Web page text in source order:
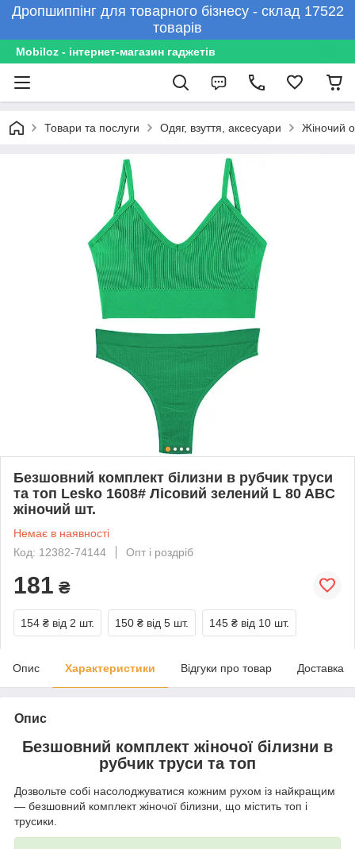
Дропшиппінг для товарного бізнесу - склад 17522
товарів
Mobiloz - інтернет-магазин гаджетів
Товари та послуги Одяг, взуття, аксесуари Жіночий
Безшовний комплект білизни в рубчик труси
та топ Lesko 1608# Лісовий зелений L 80 ABC
жіночий шт.
Немає в наявності
Код: 12382-74144
Опт і роздріб
181 ₴
154 ₴ від 2 шт. 150 ₴ від 5 шт. 145 ₴ від 10 шт.
Опис Характеристики Відгуки про товар Доставка
Опис
Безшовний комплект жіночої білизни в
рубчик труси та топ
Дозвольте собі насолоджуватися кожним рухом із найкращим
— безшовний комплект жіночої білизни, що містить топ і
трусики.